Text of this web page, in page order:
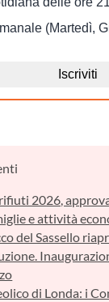
2026,
e attività
del Sassello
di Londa: i